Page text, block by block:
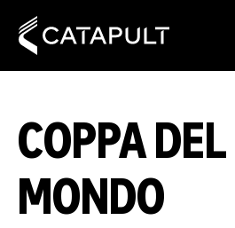
COPPA DEL
MONDO